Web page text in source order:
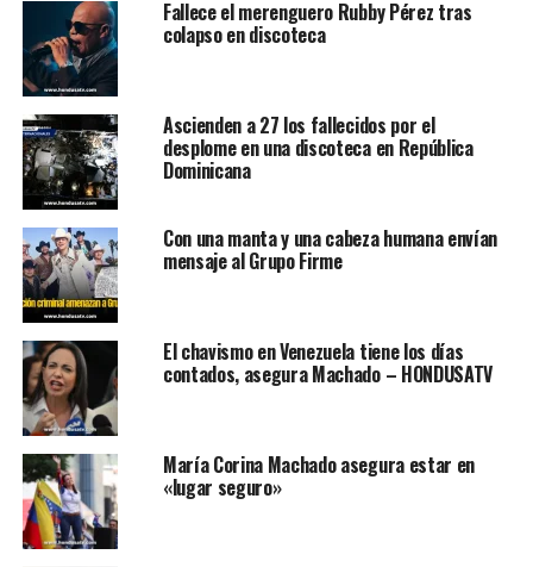
Fallece el merenguero Rubby Pérez tras
colapso en discoteca
Ascienden a 27 los fallecidos por el
desplome en una discoteca en República
Dominicana
Con una manta y una cabeza humana envían
mensaje al Grupo Firme
El chavismo en Venezuela tiene los días
contados, asegura Machado – HONDUSATV
María Corina Machado asegura estar en
«lugar seguro»